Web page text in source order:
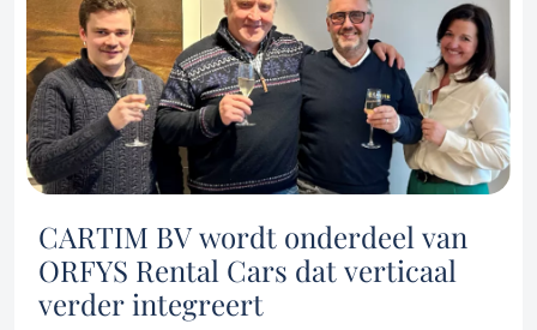
CARTIM BV wordt onderdeel van
ORFYS Rental Cars dat verticaal
verder integreert